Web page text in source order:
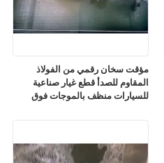
مؤقت سخان رقمي من الفولاذ
المقاوم للصدأ قطع غيار صناعية
للسيارات منظف بالموجات فوق